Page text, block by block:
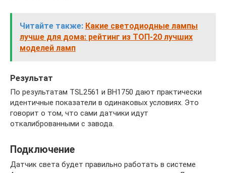
Читайте также: Какие светодиодные лампы
лучше для дома: рейтинг из ТОП-20 лучших
моделей ламп
Результат
По результатам TSL2561 и BH1750 дают практически
идентичные показатели в одинаковых условиях. Это
говорит о том, что сами датчики идут
откалиброванными с завода.
Подключение
Датчик света будет правильно работать в системе